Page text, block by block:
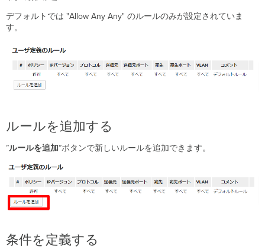
ル
を
す
設
定
す
デフォルトでは "Allow Any Any" のルールのみが設定されていま
す。
ルールを追加する
”ルールを追加”ボタンで新しいルールを追加できます。
条件を定義する